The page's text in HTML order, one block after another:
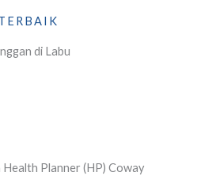
di Labu
Planner (HP) Coway